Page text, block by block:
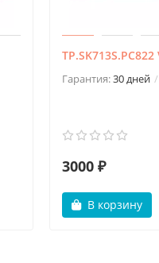
TP.SK713S.PC822
Гарантия:30 дней
3000 ₽
В корзину